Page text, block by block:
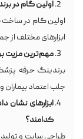
اولین گام در
اولین گام در ساخت
ابزارهای مختلف از
مهم‌ترین مزیت
برندینگ حرفه
جلب اعتماد
ابزارهای نشان
کدامند؟
طراحی سایت و